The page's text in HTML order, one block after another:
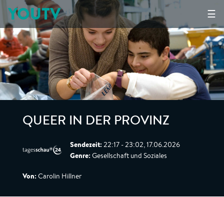
☰
YOUTV
QUEER IN DER PROVINZ
Sendezeit: 22:17 - 23:02, 17.06.2026
Genre: Gesellschaft und Soziales
Von: Carolin Hillner